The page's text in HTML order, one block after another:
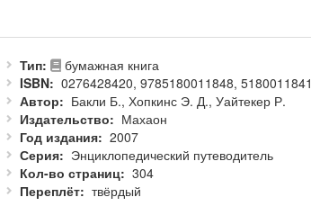
Тип
бумажная книга
ISBN
0276428420, 9785180011848, 5180011841
Автор
Бакли Б., Хопкинс Э. Д., Уайтекер Р.
Издательство
Махаон
Год издания
2007
Серия
Энциклопедический путеводитель
Кол-во страниц
304
Переплёт
твёрдый